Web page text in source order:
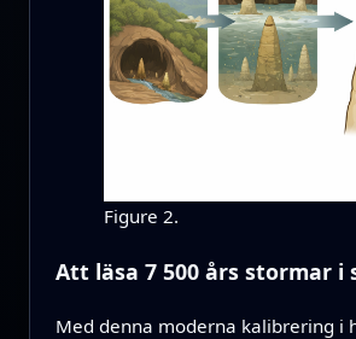
Figure 2.
Att läsa 7 500 års stormar i
Med denna moderna kalibrering i